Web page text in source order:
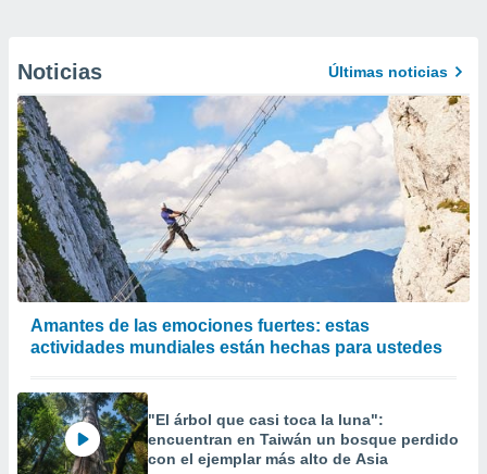
Noticias Últimas noticias
Amantes de las emociones fuertes: estas
actividades mundiales están hechas para ustedes
"El árbol que casi toca la luna":
encuentran en Taiwán un bosque perdido
con el ejemplar más alto de Asia